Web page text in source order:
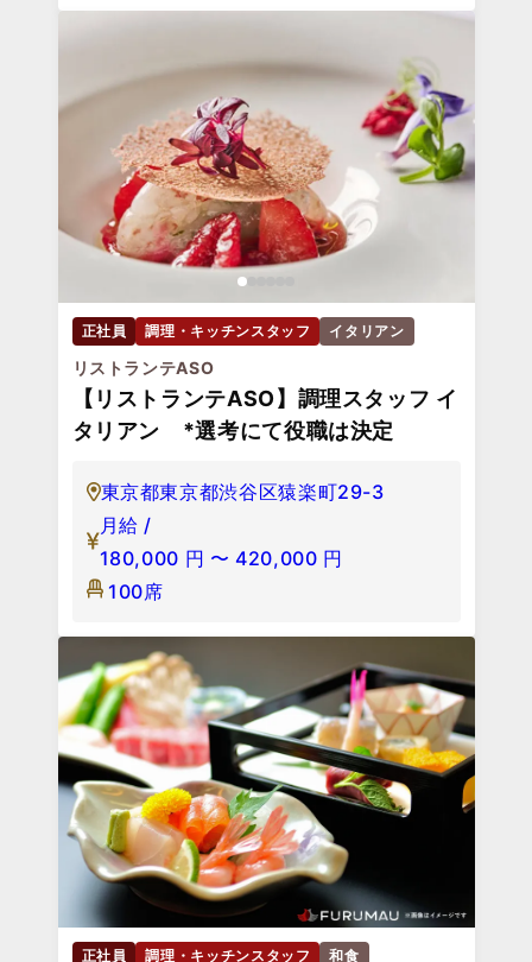
正社員 調理・キッチンスタッフ イタリアン
リストランテASO
【リストランテASO】調理スタッフ イ
タリアン *選考にて役職は決定
東京都東京都渋谷区猿楽町29-3
月給 /
180,000 円 〜 420,000 円
100席
正社員 調理・キッチンスタッフ 和食